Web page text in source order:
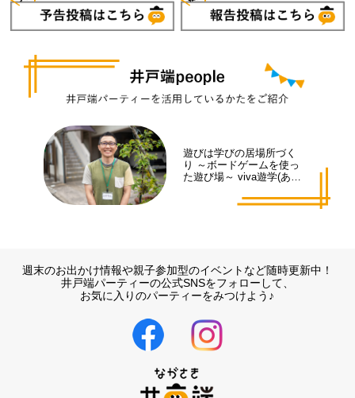
遊びは学びの居場所づく
り ～ボードゲームを使っ
た遊び場～ viva遊学(あそ
週末のお出かけ情報や親子参加型のイベントなど随時更新中！
井戸端パーティーの公式SNSをフォローして、
お気に入りのパーティーをみつけよう♪